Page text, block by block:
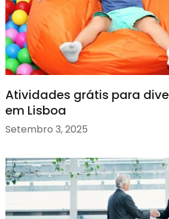
Atividades grátis para
em Lisboa
Setembro 3, 2025